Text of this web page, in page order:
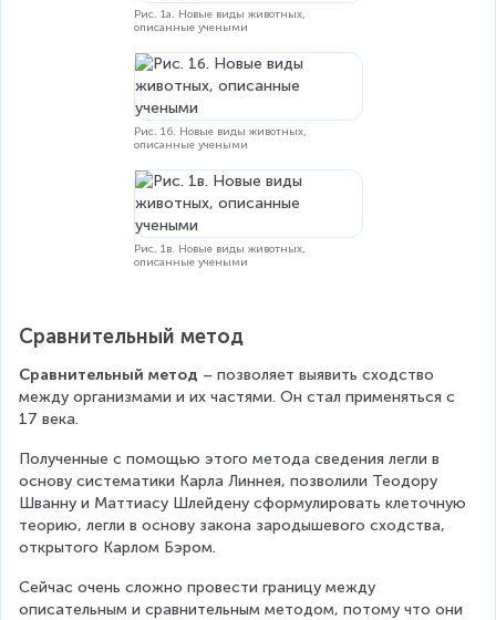
Рис. 1а. Новые виды животных,
описанные учеными
Рис. 1б. Новые виды животных,
описанные учеными
Рис. 1в. Новые виды животных,
описанные учеными
Сравнительный метод
Сравнительный метод – позволяет выявить сходство
между организмами и их частями. Он стал применяться с
17 века.
Полученные с помощью этого метода сведения легли в
основу систематики Карла Линнея, позволили Теодору
Шванну и Маттиасу Шлейдену сформулировать клеточную
теорию, легли в основу закона зародышевого сходства,
открытого Карлом Бэром.
Сейчас очень сложно провести границу между
описательным и сравнительным методом, потому что они